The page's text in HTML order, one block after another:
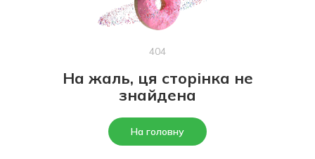
404
На жаль, ця сторінка не
знайдена
На головну